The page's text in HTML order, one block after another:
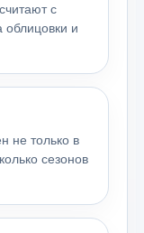
с
облицовки и
не только в
сезонов